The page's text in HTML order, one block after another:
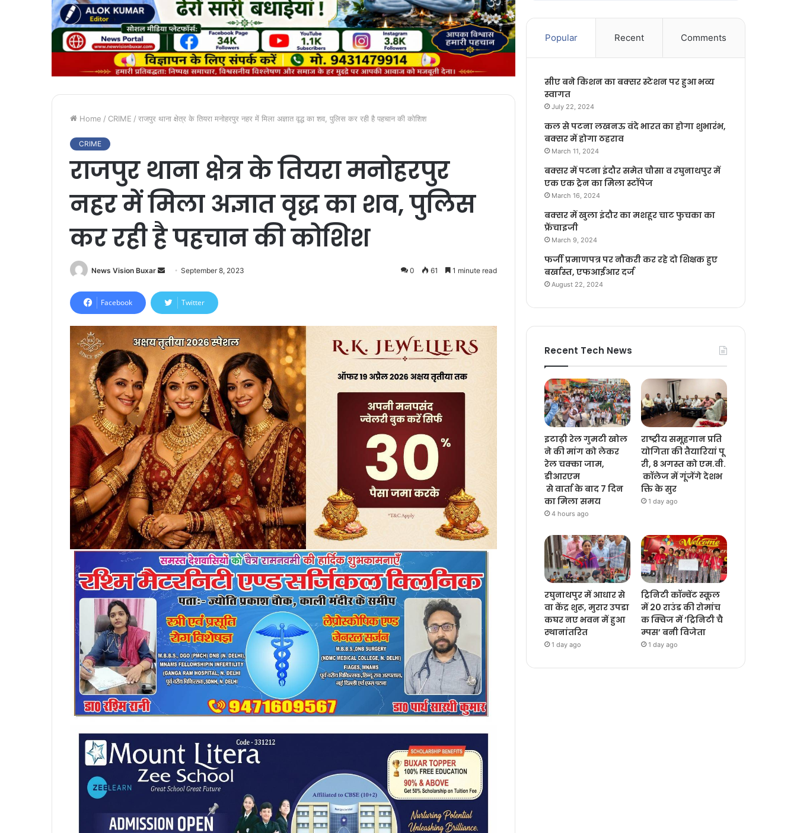
Home / CRIME / राजपुर थाना क्षेत्र के तियरा मनोहरपुर नहर में मिला अज्ञात वृद्ध का शव, पुलिस कर रही है पहचान की कोशिश
CRIME
राजपुर थाना क्षेत्र के तियरा मनोहरपुर
नहर में मिला अज्ञात वृद्ध का शव, पुलिस
कर रही है पहचान की कोशिश
News Vision Buxar
n
d
a
n
e
m
a
i
l
September 8, 2023 0 61 1 minute read
Facebook Twitter
Popular Recent Comments
सीए बने किशन का बक्सर स्टेशन पर हुआ भव्य
स्वागत
July 22, 2024
कल से पटना लखनऊ वंदे भारत का होगा शुभारंभ,
बक्सर में होगा ठहराव
March 11, 2024
बक्सर में पटना इंदौर समेत चौसा व रघुनाथपुर में
एक एक ट्रेन का मिला स्टॉपेज
March 16, 2024
बक्सर में खुला इंदौर का मशहूर चाट फुचका का
फ्रेंचाइजी
March 9, 2024
फर्जी प्रमाणपत्र पर नौकरी कर रहे दो शिक्षक हुए
बर्खास्त, एफआईआर दर्ज
August 22, 2024
Recent Tech News
इटाढ़ी रेल गुमटी खोल
ने की मांग को लेकर
रेल चक्का जाम,
डीआरएम
से वार्ता के बाद 7 दिन
का मिला समय
4 hours ago
राष्ट्रीय समूहगान प्रति
योगिता की तैयारियां पू
री, 8 अगस्त को एम.वी.
कॉलेज में गूंजेंगे देशभ
क्ति के सुर
1 day ago
रघुनाथपुर में आधार से
वा केंद्र शुरू, मुरार उपडा
कघर नए भवन में हुआ
स्थानांतरित
1 day ago
ट्रिनिटी कॉन्वेंट स्कूल
में 20 राउंड की रोमांच
क क्विज में ‘ट्रिनिटी चै
म्पस’ बनी विजेता
1 day ago